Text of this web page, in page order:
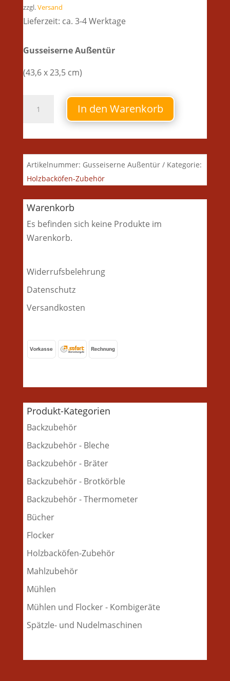
zzgl.Versand
Lieferzeit: ca. 3-4 Werktage
Gusseiserne Außentür
(43,6 x 23,5 cm)
Gusseiserne
Außentür
In den Warenkorb
Artikelnummer: Gusseiserne Außentür
Kategorie:
Holzbacköfen-Zubehör
Warenkorb
Es befinden sich keine Produkte im
Warenkorb.
Widerrufsbelehrung
Datenschutz
Versandkosten
Produkt-Kategorien
Backzubehör
Backzubehör - Bleche
Backzubehör - Bräter
Backzubehör - Brotkörble
Backzubehör - Thermometer
Bücher
Flocker
Holzbacköfen-Zubehör
Mahlzubehör
Mühlen
Mühlen und Flocker - Kombigeräte
Spätzle- und Nudelmaschinen